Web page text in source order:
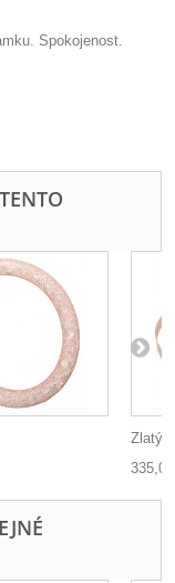
Spokojenost.
Zlatý